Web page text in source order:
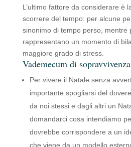
L’ultimo fattore da considerare è
scorrere del tempo: per alcune
sinonimo di tempo perso, mentre
rappresentano un momento di
maggiore grado di stress.
Vademecum di sopravvivenza
Per vivere il Natale senza
importante spogliarsi del
da noi stessi e dagli altri un
domandarci cosa intendiamo
dovrebbe corrispondere a un
che viene da un modello